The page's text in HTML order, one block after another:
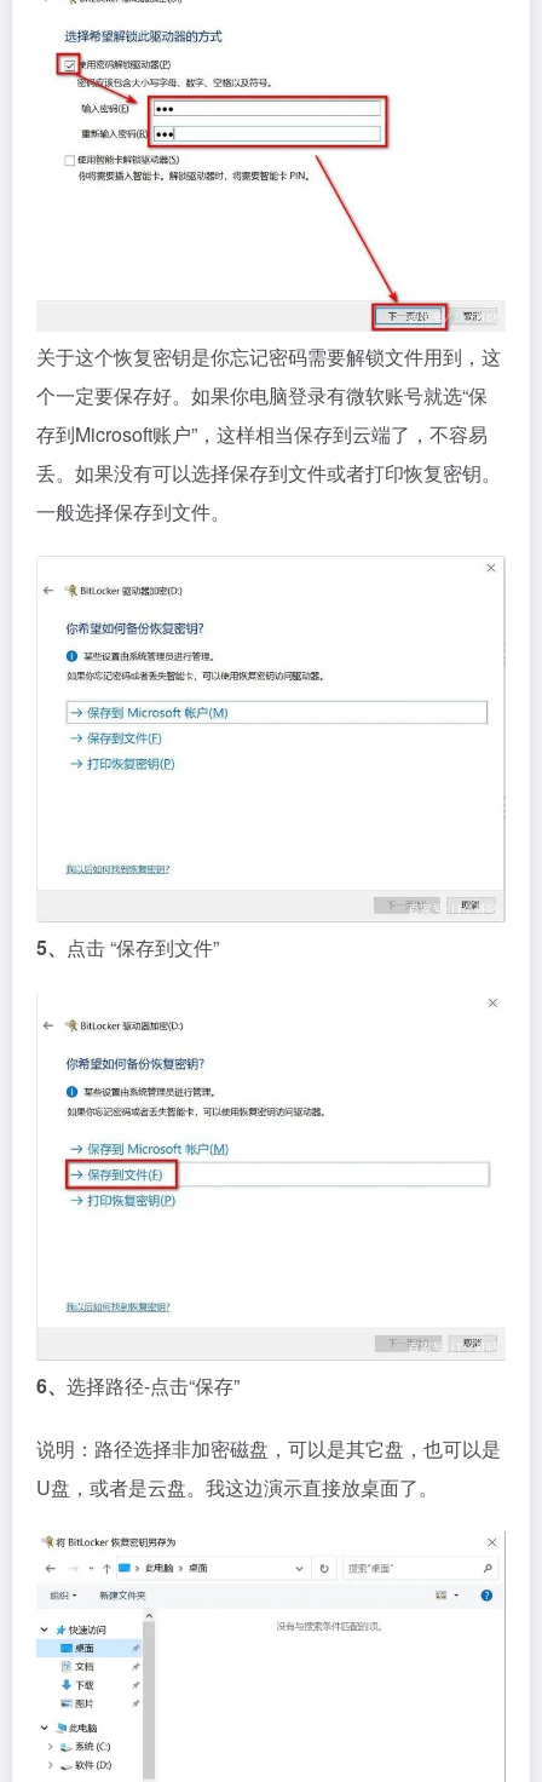
关于这个恢复密钥是你忘记密码需要解锁文件用到，这
个一定要保存好。如果你电脑登录有微软账号就选“保
存到Microsoft账户”，这样相当保存到云端了，不容易
丢。如果没有可以选择保存到文件或者打印恢复密钥。
一般选择保存到文件。
5、 点击 “保存到文件”
6、 选择路径-点击“保存”
说明：路径选择非加密磁盘，可以是其它盘，也可以是
U盘，或者是云盘。我这边演示直接放桌面了。